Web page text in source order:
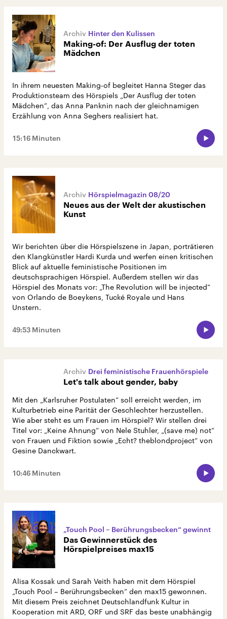
Hinter den Kulissen
Making-of: Der Ausflug der toten
Mädchen
In ihrem neuesten Making-of begleitet Hanna Steger das
Produktionsteam des Hörspiels „Der Ausflug der toten
Mädchen“, das Anna Panknin nach der gleichnamigen
Erzählung von Anna Seghers realisiert hat.
15:16 Minuten
Hörspielmagazin 08/20
Neues aus der Welt der akustischen
Kunst
Wir berichten über die Hörspielszene in Japan, porträtieren
den Klangkünstler Hardi Kurda und werfen einen kritischen
Blick auf aktuelle feministische Positionen im
deutschsprachigen Hörspiel. Außerdem stellen wir das
Hörspiel des Monats vor: „The Revolution will be injected“
von Orlando de Boeykens, Tucké Royale und Hans
Unstern.
49:53 Minuten
Drei feministische Frauenhörspiele
Let's talk about gender, baby
Mit den „Karlsruher Postulaten“ soll erreicht werden, im
Kulturbetrieb eine Parität der Geschlechter herzustellen.
Wie aber steht es um Frauen im Hörspiel? Wir stellen drei
Titel vor: „Keine Ahnung“ von Nele Stuhler, „(save me) not“
von Frauen und Fiktion sowie „Echt? theblondproject“ von
Gesine Danckwart.
10:46 Minuten
„Touch Pool – Berührungsbecken“ gewinnt
Das Gewinnerstück des
Hörspielpreises max15
Alisa Kossak und Sarah Veith haben mit dem Hörspiel
„Touch Pool – Berührungsbecken“ den max15 gewonnen.
Mit diesem Preis zeichnet Deutschlandfunk Kultur in
Kooperation mit ARD, ORF und SRF das beste unabhängig